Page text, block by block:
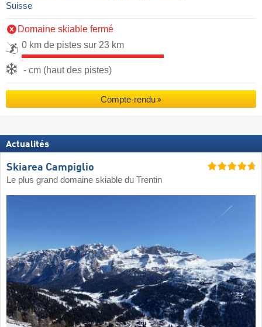
Suisse
Domaine skiable fermé
0 km de pistes sur 23 km
- cm (haut des pistes)
Compte-rendu
Actualités
Skiarea Campiglio
Le plus grand domaine skiable du Trentin